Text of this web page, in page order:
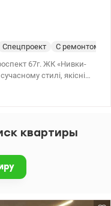
Спецпроект
С ремонтом
67г. ЖК «Нивки-
стилі, якісні
комплекс має
квартиры